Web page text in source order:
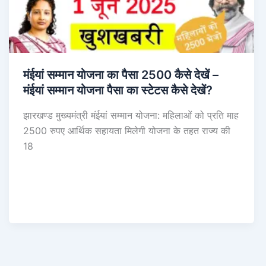
मंईयां सम्मान योजना का पैसा 2500 कैसे देखें –
मंईयां सम्मान योजना पैसा का स्टेटस कैसे देखें?
झारखण्ड मुख्यमंत्री मंईयां सम्मान योजना: महिलाओं को प्रति माह
2500 रुपए आर्थिक सहायता मिलेगी योजना के तहत राज्य की
18